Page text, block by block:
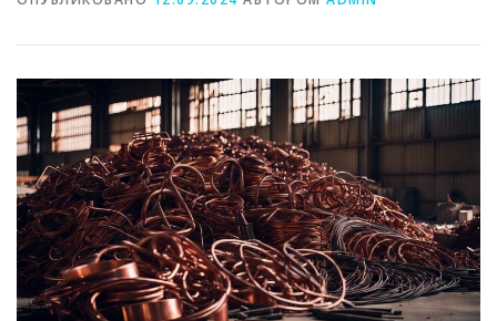
СВОЙСТВА МЕТАЛЛОВ СОРТА МЕТАЛЛОВ
СТАТЬИ